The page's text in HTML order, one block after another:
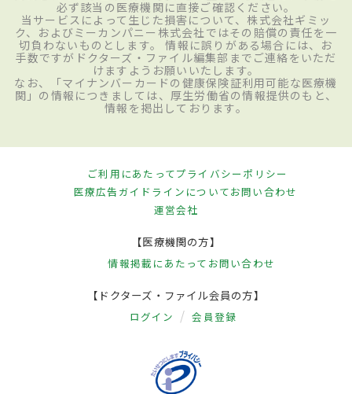
必ず該当の医療機関に直接ご確認ください。
当サービスによって生じた損害について、株式会社ギミッ
ク、およびミーカンパニー株式会社ではその賠償の責任を一
切負わないものとします。 情報に誤りがある場合には、お
手数ですがドクターズ・ファイル編集部までご連絡をいただ
けますようお願いいたします。
なお、「マイナンバーカードの健康保険証利用可能な医療機
関」の情報につきましては、厚生労働省の情報提供のもと、
情報を掲出しております。
ご利用にあたってプライバシーポリシー
医療広告ガイドラインについてお問い合わせ
運営会社
【医療機関の方】
情報掲載にあたって お問い合わせ
【ドクターズ・ファイル会員の方】
ログイン 会員登録